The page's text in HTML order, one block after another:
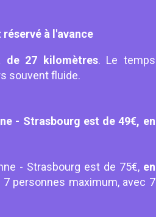
à l'avance
de 27 kilomètres. Le temps
souvent fluide.
- Strasbourg est de 49€, en
- Strasbourg est de 75€, en
personnes maximum, avec 7